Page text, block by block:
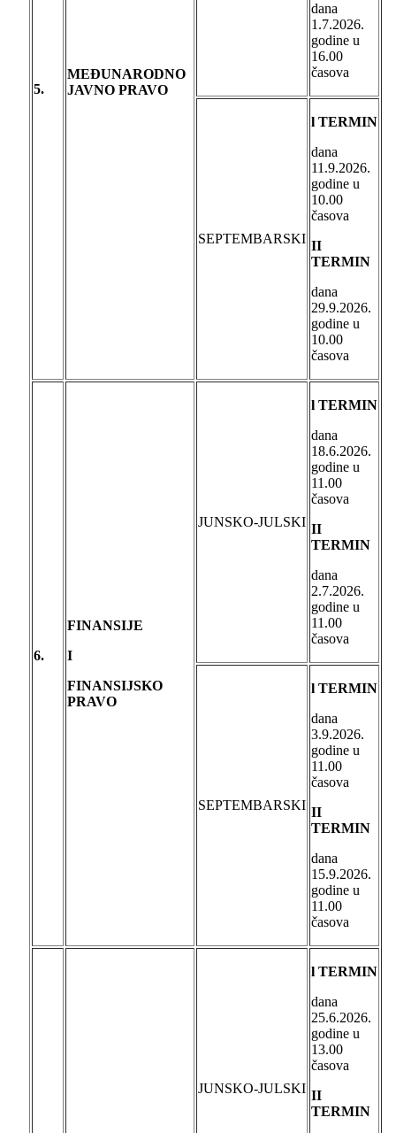
5.
MEĐUNARODNO
JAVNO PRAVO
dana
1.7.2026.
godine u
16.00
časova
SEPTEMBARSKI
l TERMIN
dana
11.9.2026.
godine u
10.00
časova
II
TERMIN
dana
29.9.2026.
godine u
10.00
časova
6.
FINANSIJE
I
FINANSIJSKO
PRAVO
JUNSKO-JULSKI
l TERMIN
dana
18.6.2026.
godine u
11.00
časova
II
TERMIN
dana
2.7.2026.
godine u
11.00
časova
SEPTEMBARSKI
l TERMIN
dana
3.9.2026.
godine u
11.00
časova
II
TERMIN
dana
15.9.2026.
godine u
11.00
časova
JUNSKO-JULSKI
l TERMIN
dana
25.6.2026.
godine u
13.00
časova
II
TERMIN